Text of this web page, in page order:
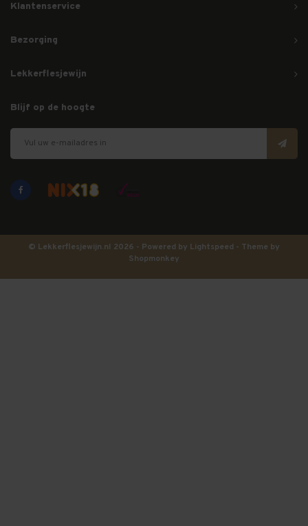
Klantenservice
Bezorging
Lekkerflesjewijn
Blijf op de hoogte
© Lekkerflesjewijn.nl 2026 - Powered by Lightspeed - Theme by
Shopmonkey